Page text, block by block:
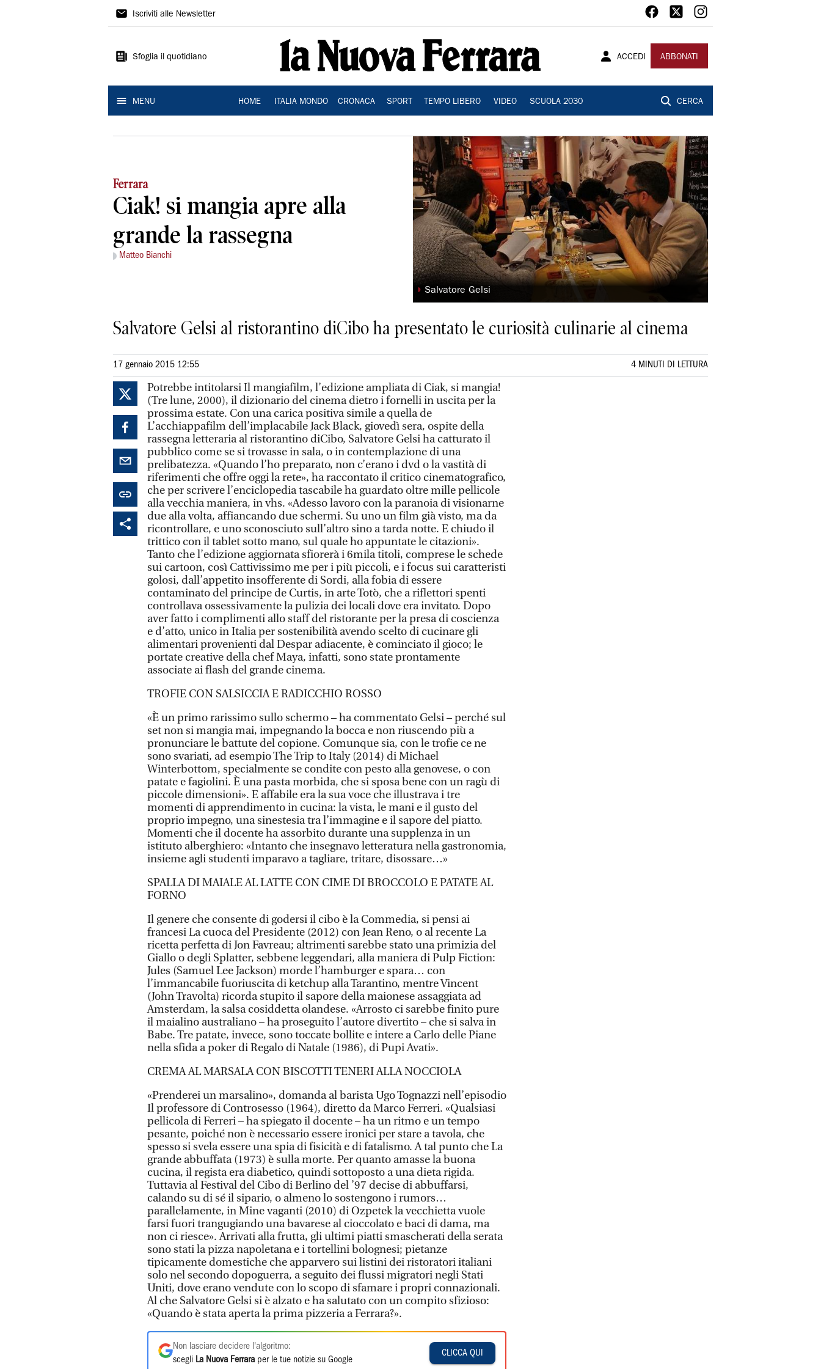
La
Ferrara
Iscriviti alle Newsletter
Sfoglia il quotidiano ACCEDI ABBONATI
MENU HOME ITALIA MONDO CRONACA SPORT TEMPO LIBERO VIDEO SCUOLA 2030 CERCA
Ferrara
Ciak! si mangia apre alla
grande la rassegna
Matteo Bianchi
◗ Salvatore Gelsi
Salvatore Gelsi al ristorantino diCibo ha presentato le curiosità culinarie al cinema
17 gennaio 2015 12:55 4 MINUTI DI LETTURA
Potrebbe intitolarsi Il mangiafilm, l’edizione ampliata di Ciak, si mangia!
(Tre lune, 2000), il dizionario del cinema dietro i fornelli in uscita per la
prossima estate. Con una carica positiva simile a quella de
L’acchiappafilm dell’implacabile Jack Black, giovedì sera, ospite della
rassegna letteraria al ristorantino diCibo, Salvatore Gelsi ha catturato il
pubblico come se si trovasse in sala, o in contemplazione di una
prelibatezza. «Quando l’ho preparato, non c’erano i dvd o la vastità di
riferimenti che offre oggi la rete», ha raccontato il critico cinematografico,
che per scrivere l’enciclopedia tascabile ha guardato oltre mille pellicole
alla vecchia maniera, in vhs. «Adesso lavoro con la paranoia di visionarne
due alla volta, affiancando due schermi. Su uno un film già visto, ma da
ricontrollare, e uno sconosciuto sull’altro sino a tarda notte. E chiudo il
trittico con il tablet sotto mano, sul quale ho appuntate le citazioni».
Tanto che l’edizione aggiornata sfiorerà i 6mila titoli, comprese le schede
sui cartoon, così Cattivissimo me per i più piccoli, e i focus sui caratteristi
golosi, dall’appetito insofferente di Sordi, alla fobia di essere
contaminato del principe de Curtis, in arte Totò, che a riflettori spenti
controllava ossessivamente la pulizia dei locali dove era invitato. Dopo
aver fatto i complimenti allo staff del ristorante per la presa di coscienza
e d’atto, unico in Italia per sostenibilità avendo scelto di cucinare gli
alimentari provenienti dal Despar adiacente, è cominciato il gioco; le
portate creative della chef Maya, infatti, sono state prontamente
associate ai flash del grande cinema.
TROFIE CON SALSICCIA E RADICCHIO ROSSO
«È un primo rarissimo sullo schermo – ha commentato Gelsi – perché sul
set non si mangia mai, impegnando la bocca e non riuscendo più a
pronunciare le battute del copione. Comunque sia, con le trofie ce ne
sono svariati, ad esempio The Trip to Italy (2014) di Michael
Winterbottom, specialmente se condite con pesto alla genovese, o con
patate e fagiolini. È una pasta morbida, che si sposa bene con un ragù di
piccole dimensioni». E affabile era la sua voce che illustrava i tre
momenti di apprendimento in cucina: la vista, le mani e il gusto del
proprio impegno, una sinestesia tra l’immagine e il sapore del piatto.
Momenti che il docente ha assorbito durante una supplenza in un
istituto alberghiero: «Intanto che insegnavo letteratura nella gastronomia,
insieme agli studenti imparavo a tagliare, tritare, disossare…»
SPALLA DI MAIALE AL LATTE CON CIME DI BROCCOLO E PATATE AL
FORNO
Il genere che consente di godersi il cibo è la Commedia, si pensi ai
francesi La cuoca del Presidente (2012) con Jean Reno, o al recente La
ricetta perfetta di Jon Favreau; altrimenti sarebbe stato una primizia del
Giallo o degli Splatter, sebbene leggendari, alla maniera di Pulp Fiction:
Jules (Samuel Lee Jackson) morde l’hamburger e spara… con
l’immancabile fuoriuscita di ketchup alla Tarantino, mentre Vincent
(John Travolta) ricorda stupito il sapore della maionese assaggiata ad
Amsterdam, la salsa cosiddetta olandese. «Arrosto ci sarebbe finito pure
il maialino australiano – ha proseguito l’autore divertito – che si salva in
Babe. Tre patate, invece, sono toccate bollite e intere a Carlo delle Piane
nella sfida a poker di Regalo di Natale (1986), di Pupi Avati».
CREMA AL MARSALA CON BISCOTTI TENERI ALLA NOCCIOLA
«Prenderei un marsalino», domanda al barista Ugo Tognazzi nell’episodio
Il professore di Controsesso (1964), diretto da Marco Ferreri. «Qualsiasi
pellicola di Ferreri – ha spiegato il docente – ha un ritmo e un tempo
pesante, poiché non è necessario essere ironici per stare a tavola, che
spesso si svela essere una spia di fisicità e di fatalismo. A tal punto che La
grande abbuffata (1973) è sulla morte. Per quanto amasse la buona
cucina, il regista era diabetico, quindi sottoposto a una dieta rigida.
Tuttavia al Festival del Cibo di Berlino del ’97 decise di abbuffarsi,
calando su di sé il sipario, o almeno lo sostengono i rumors…
parallelamente, in Mine vaganti (2010) di Ozpetek la vecchietta vuole
farsi fuori trangugiando una bavarese al cioccolato e baci di dama, ma
non ci riesce». Arrivati alla frutta, gli ultimi piatti smascherati della serata
sono stati la pizza napoletana e i tortellini bolognesi; pietanze
tipicamente domestiche che apparvero sui listini dei ristoratori italiani
solo nel secondo dopoguerra, a seguito dei flussi migratori negli Stati
Uniti, dove erano vendute con lo scopo di sfamare i propri connazionali.
Al che Salvatore Gelsi si è alzato e ha salutato con un compito sfizioso:
«Quando è stata aperta la prima pizzeria a Ferrara?».
Non lasciare decidere l'algoritmo:
scegli La Nuova Ferrara per le tue notizie su Google
CLICCA QUI